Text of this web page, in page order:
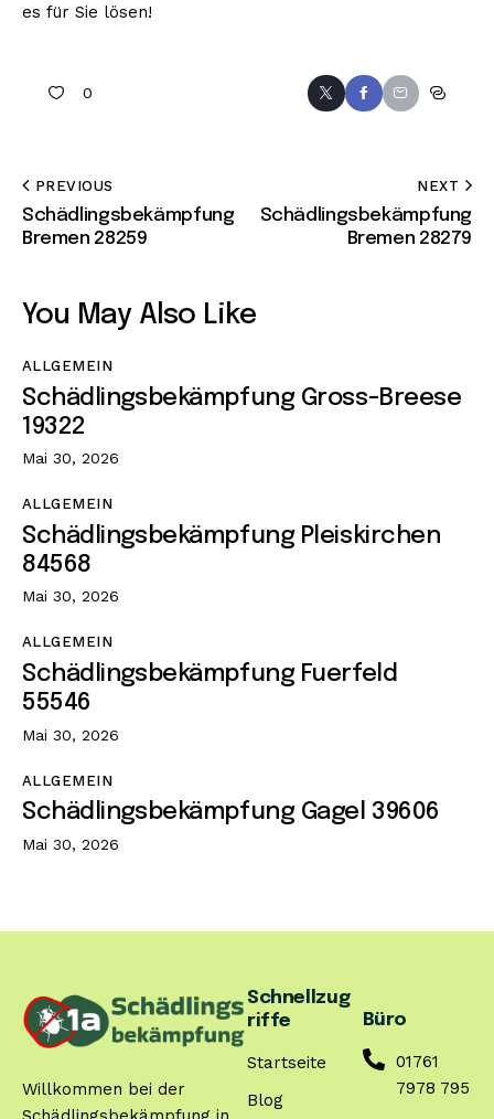
es für Sie lösen!
0
PREVIOUS
Schädlingsbekämpfung
Bremen 28259
NEXT
Schädlingsbekämpfung
Bremen 28279
You May Also Like
ALLGEMEIN
Schädlingsbekämpfung Gross-Breese
19322
Mai 30, 2026
ALLGEMEIN
Schädlingsbekämpfung Pleiskirchen
84568
Mai 30, 2026
ALLGEMEIN
Schädlingsbekämpfung Fuerfeld
55546
Mai 30, 2026
ALLGEMEIN
Schädlingsbekämpfung Gagel 39606
Mai 30, 2026
Willkommen bei der
Schnellzug
riffe
Startseite
Blog
Büro
01761
7978 795